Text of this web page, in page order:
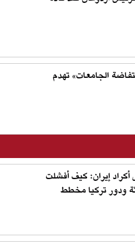
الجامعات» تهدم
أكراد إيران: كيف أفشلت
ودور تركيا مخطط